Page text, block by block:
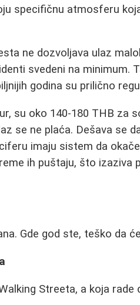
specifičnu atmosferu
ne dozvoljava ulaz
svedeni na minimum.
godina su prilično
su oko 140-180 THB za
se ne plaća. Dešava se
imaju sistem da
ih puštaju, što izaziva
Gde god ste, teško da
Streeta, a koja rade